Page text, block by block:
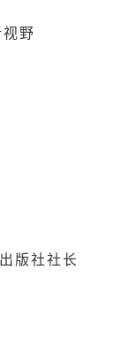
野
版社社长